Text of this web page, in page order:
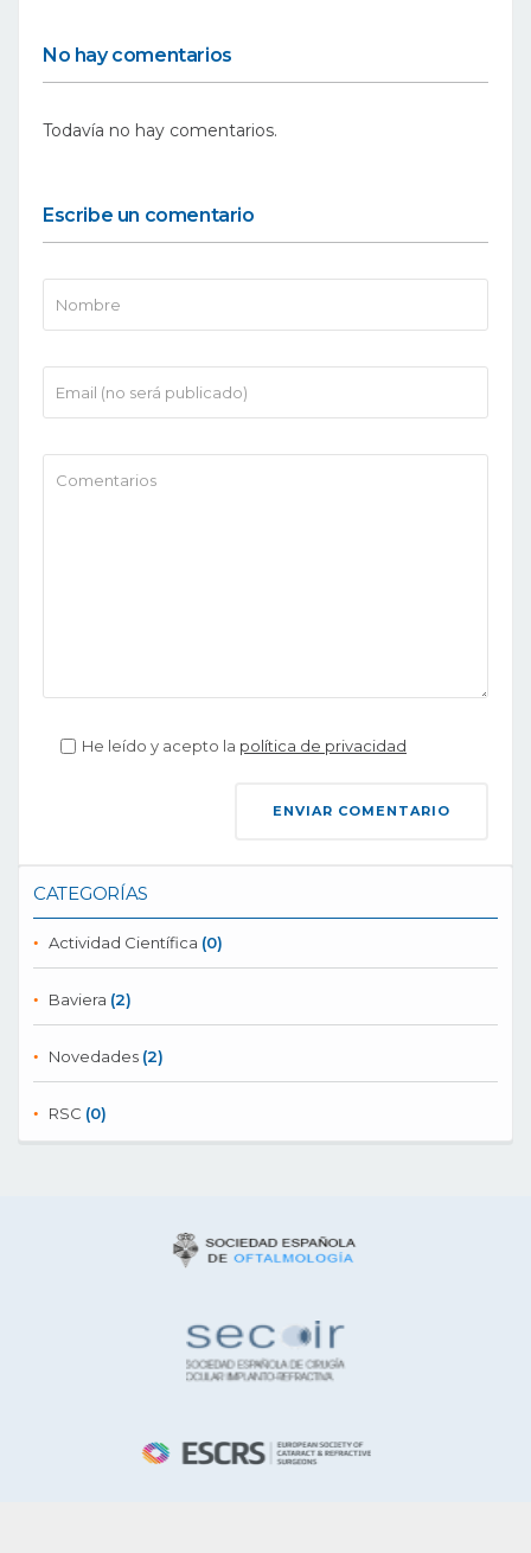
No hay comentarios
Todavía no hay comentarios.
Escribe un comentario
He leído y acepto la política de privacidad
CATEGORÍAS
Actividad Científica (0)
Baviera (2)
Novedades (2)
RSC (0)